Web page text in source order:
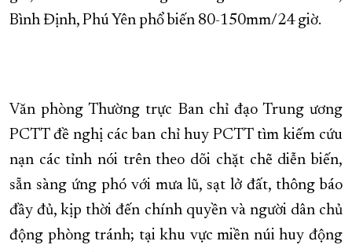
Bình Định, Phú Yên phổ biến 80-150mm/24 giờ.
Văn phòng Thường trực Ban chỉ đạo Trung ương
PCTT đề nghị các ban chỉ huy PCTT tìm kiếm cứu
nạn các tỉnh nói trên theo dõi chặt chẽ diễn biến,
sẵn sàng ứng phó với mưa lũ, sạt lở đất, thông báo
đầy đủ, kịp thời đến chính quyền và người dân chủ
động phòng tránh; tại khu vực miền núi huy động